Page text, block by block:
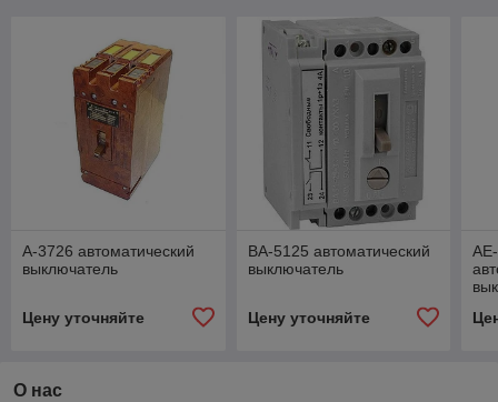
А-3726 автоматический
выключатель
Цену уточняйте
ВА-5125 автоматический
выключатель
Цену уточняйте
О нас